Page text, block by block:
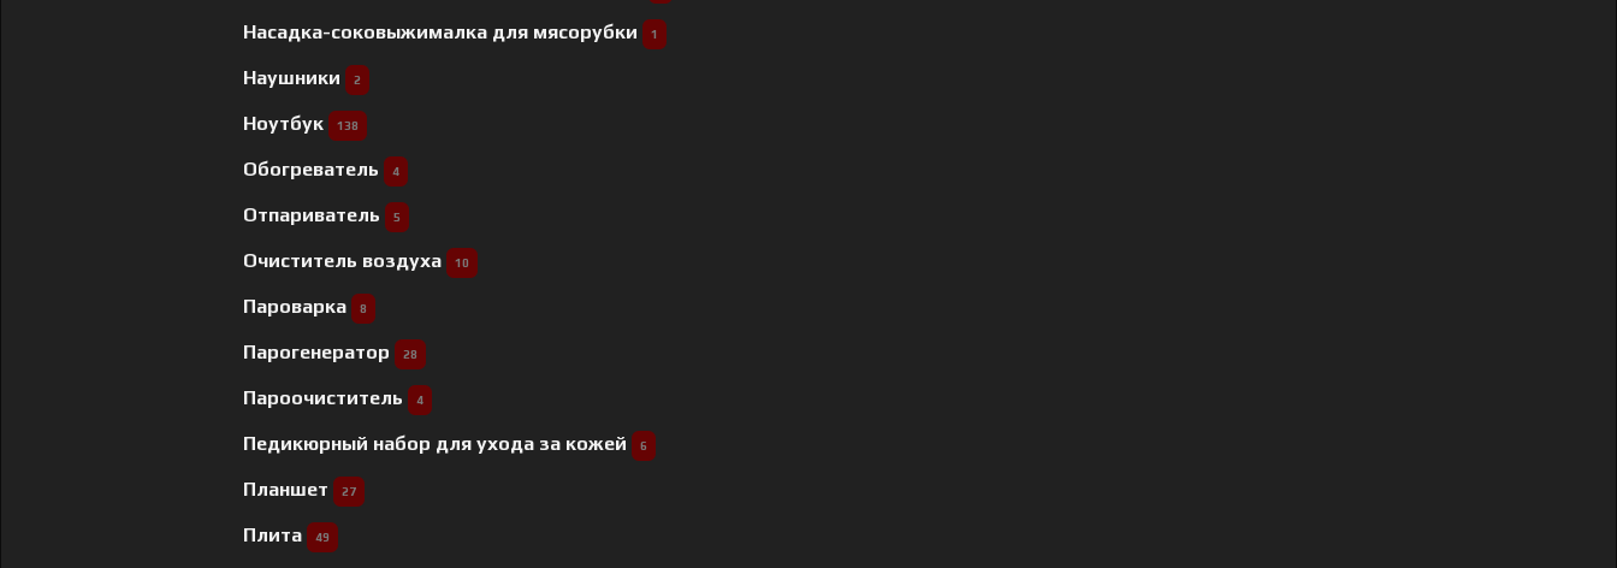
Насадка-соковыжималка для мясорубки 1
Наушники 2
Ноутбук 138
Обогреватель 4
Отпариватель 5
Очиститель воздуха 10
Пароварка 8
Парогенератор 28
Пароочиститель 4
Педикюрный набор для ухода за кожей 6
Планшет 27
Плита 49